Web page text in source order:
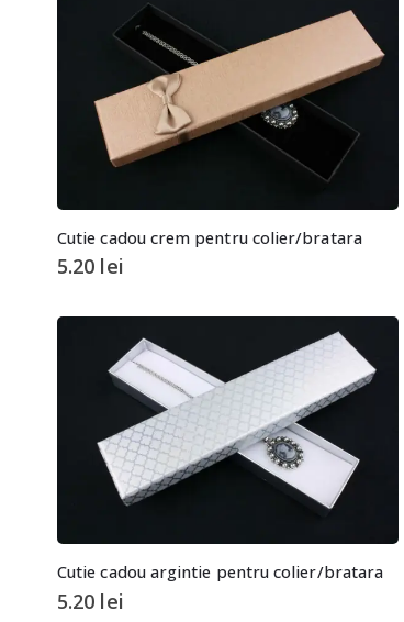
Cutie cadou crem pentru colier/bratara
5.20 lei
Cutie cadou argintie pentru colier/bratara
5.20 lei